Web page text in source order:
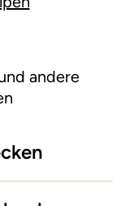
andere